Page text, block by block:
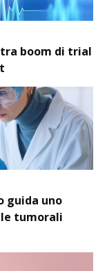
boom di trial
guida uno
tumorali